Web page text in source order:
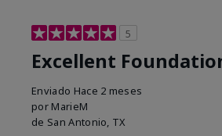
5
Excellent
Enviado Hace 2 meses
por MarieM
de San Antonio, TX